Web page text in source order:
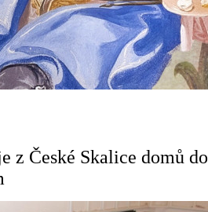
z České Skalice domů do